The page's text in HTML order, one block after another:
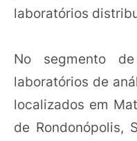
laboratórios
No segmento
laboratórios de
localizados em
de Rondonópolis,